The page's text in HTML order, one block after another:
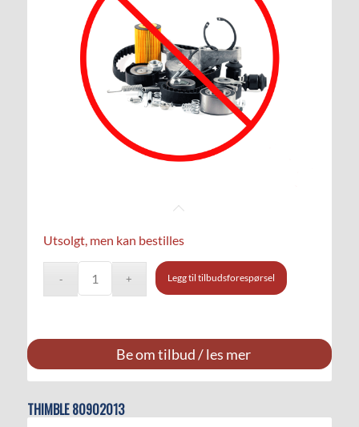
Utsolgt, men kan bestilles
Legg til tilbudsforespørsel
Be om tilbud / les mer
THIMBLE 80902013